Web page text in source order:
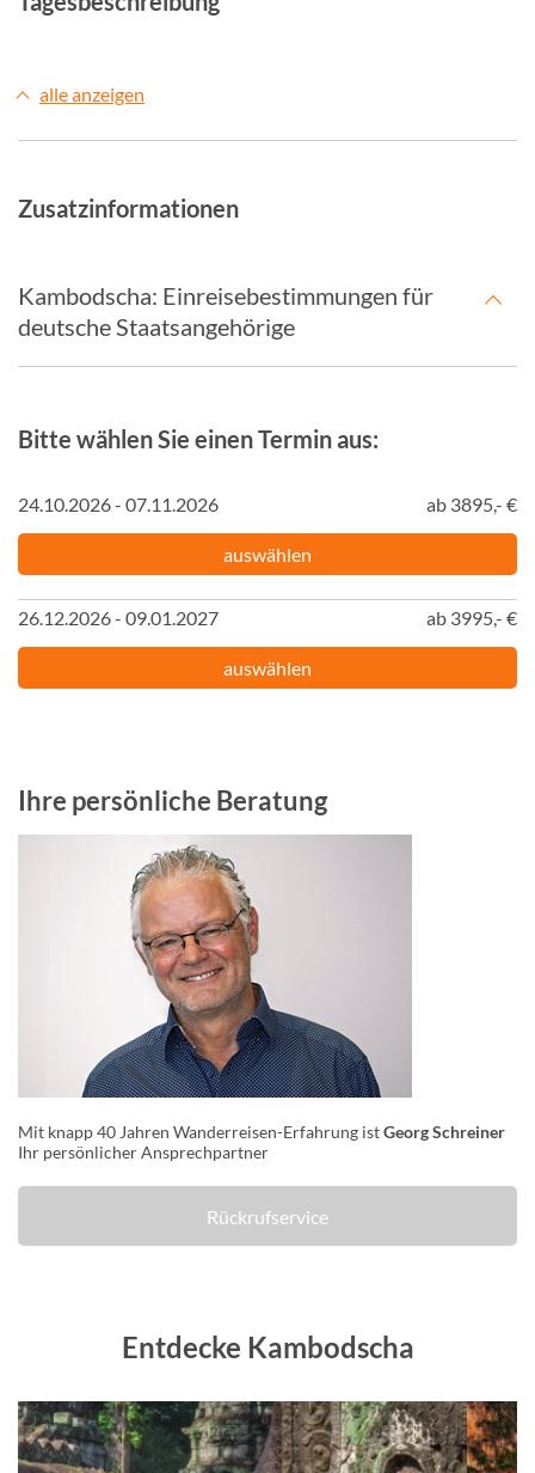
alle anzeigen
Zusatzinformationen
Kambodscha: Einreisebestimmungen für
deutsche Staatsangehörige
Bitte wählen Sie einen Termin aus:
24.10.2026 - 07.11.2026 ab 3895,- €
auswählen
26.12.2026 - 09.01.2027 ab 3995,- €
auswählen
Ihre persönliche Beratung
Mit knapp 40 Jahren Wanderreisen-Erfahrung istGeorg Schreiner
Ihr persönlicher Ansprechpartner
Rückrufservice
Entdecke Kambodscha